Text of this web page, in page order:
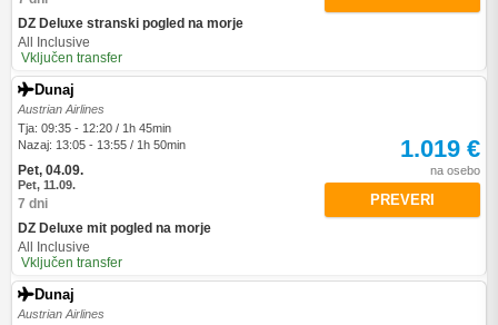
DZ Deluxe stranski pogled na morje
All Inclusive
Vključen transfer
Dunaj
Austrian Airlines
Tja: 09:35 - 12:20 / 1h 45min
Nazaj: 13:05 - 13:55 / 1h 50min
Pet, 04.09.
Pet, 11.09.
7 dni
DZ Deluxe mit pogled na morje
All Inclusive
Vključen transfer
1.019 €
na osebo
PREVERI
Dunaj
Austrian Airlines